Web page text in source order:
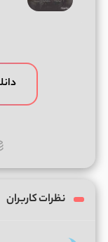
نظرات کاربران